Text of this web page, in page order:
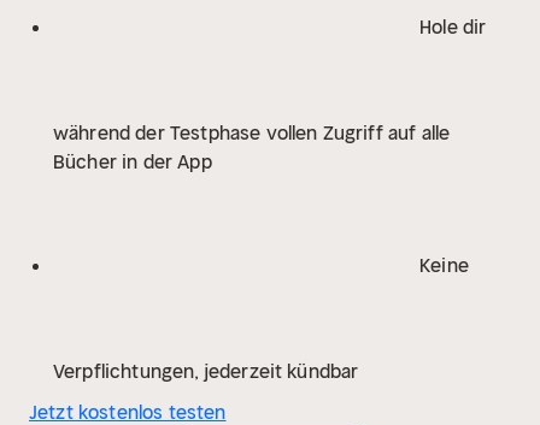
gibt es Zusatzmaterial. Eine Anleitung zum Download
Hole dir
während der Testphase vollen Zugriff auf alle
Bücher in der App
Keine
Verpflichtungen, jederzeit kündbar
Jetzt kostenlos testen